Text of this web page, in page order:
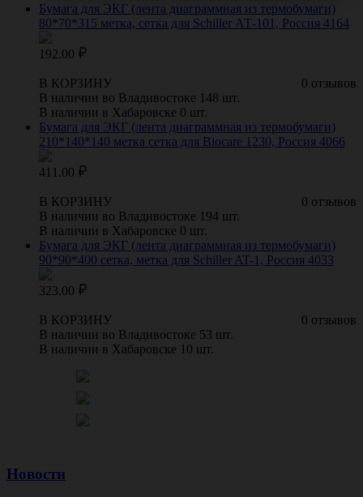
Бумага для ЭКГ (лента диаграммная из термобумаги)
80*70*315 метка, сетка для Schiller АТ-101, Россия 4164
192.00
0 отзывов
В КОРЗИНУ
В наличии во Владивостоке 148 шт.
В наличии в Хабаровске 0 шт.
Бумага для ЭКГ (лента диаграммная из термобумаги)
210*140*140 метка сетка для Biocare 1230, Россия 4066
411.00
0 отзывов
В КОРЗИНУ
В наличии во Владивостоке 194 шт.
В наличии в Хабаровске 0 шт.
Бумага для ЭКГ (лента диаграммная из термобумаги)
90*90*400 сетка, метка для Schiller AT-1, Россия 4033
323.00
0 отзывов
В КОРЗИНУ
В наличии во Владивостоке 53 шт.
В наличии в Хабаровске 10 шт.
Новости